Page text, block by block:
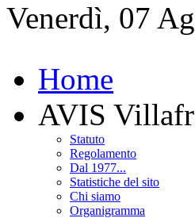
Venerdì, 07
Home
AVIS
Statuto
Regolamento
Dal 1977...
Statistiche del sito
Chi siamo
Organigramma